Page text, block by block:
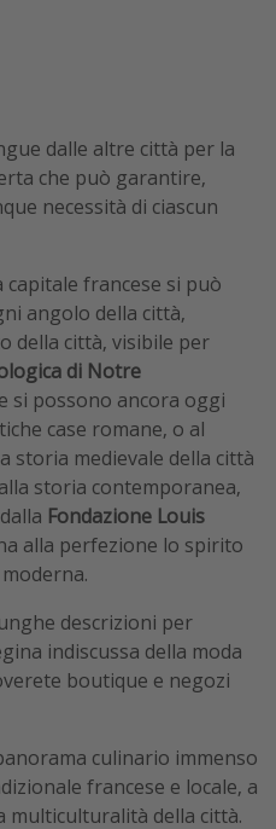
dalle altre città per la
che può garantire,
necessità di ciascun
capitale francese si può
angolo della città,
della città, visibile per
di Notre
si possono ancora oggi
case romane, o al
storia medievale della città
storia contemporanea,
Fondazione Louis
alla perfezione lo spirito
descrizioni per
indiscussa della moda
boutique e negozi
culinario immenso
francese e locale, a
multiculturalità della città.